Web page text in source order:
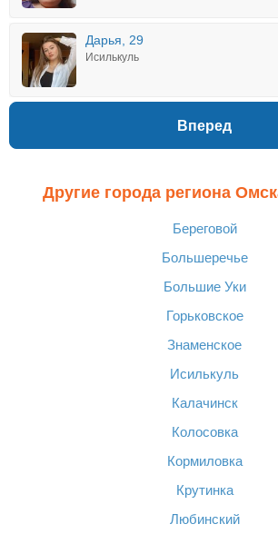
Дарья, 29
Исилькуль
Вперед
Другие города региона
Береговой
Большеречье
Большие Уки
Горьковское
Знаменское
Исилькуль
Калачинск
Колосовка
Кормиловка
Крутинка
Любинский